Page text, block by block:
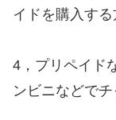
イドを購入する
4，プリペイド
ンビニなどでチ